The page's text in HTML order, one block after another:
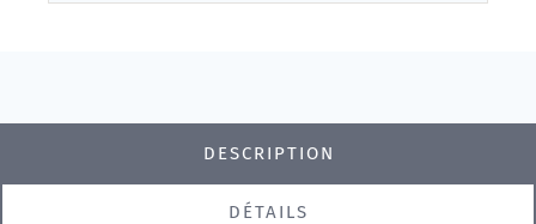
DESCRIPTION
DÉTAILS